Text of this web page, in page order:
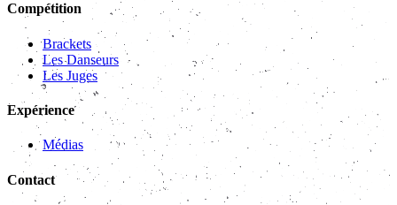
Compétition
Brackets
Les Danseurs
Les Juges
Expérience
Médias
Contact